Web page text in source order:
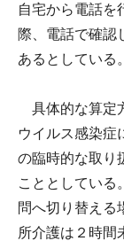
自宅から電話を
際、電話で確認
あるとしている。
具体的な算定
ウイルス感染症
の臨時的な取り
こととしている
問へ切り替える
所介護は２時間